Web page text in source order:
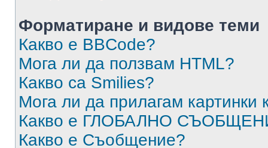
Форматиране и видове теми
Какво е BBCode?
Мога ли да ползвам HTML?
Какво са Smilies?
Мога ли да прилагам
Какво е ГЛОБАЛНО
Какво е Съобщение?